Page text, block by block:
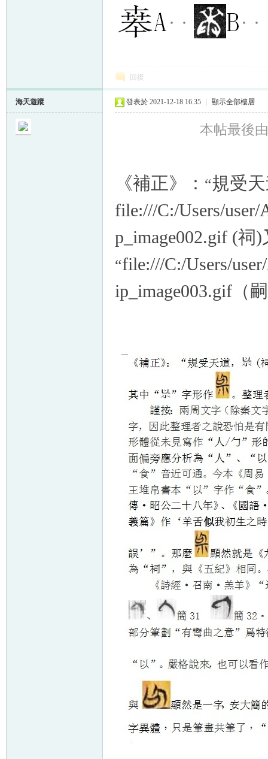
回復
海天遊蹤 發表於 2021-12-18 16:35 顯示全部樓層
本帖最後
《補正》： “規受
file:///C:/Users/
p_image002.gif (祠
“file:///C:/Users/
ip_image003.gif （